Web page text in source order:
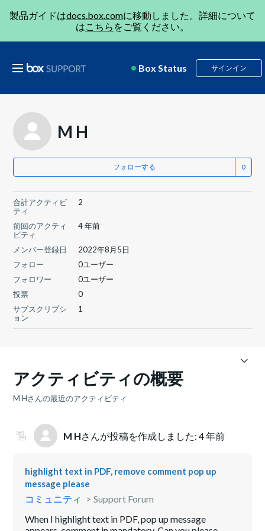
製品ガイドはdocs.box.comに移動しました。詳細について
はこちら をご覧ください。
Box Status サインイン
M H
フォローする
合計アクティビ
ティ
2
前回のアクティ
ビティ
4 年前
メンバー登録日
2022年8月5日
フォロー
0ユーザー
フォロワー
0ユーザー
投票
0
サブスクリプシ
ョン
1
アクティビティの概要
M Hさんの最近のアクティビティ
M Hさんが投稿を作成しました:4 年前
highlight text in PDF, remove comment pop up
message please
コミュニティ
Support Forum
When I highlight text in PDF, pop up message